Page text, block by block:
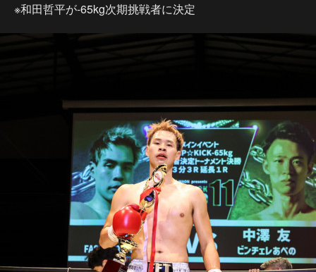
※和田哲平が-65kg次期挑戦者に決定